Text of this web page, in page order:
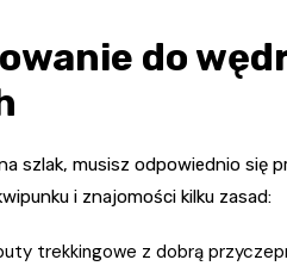
do
szlak, musisz odpowiednio się
i znajomości kilku zasad:
trekkingowe z dobrą